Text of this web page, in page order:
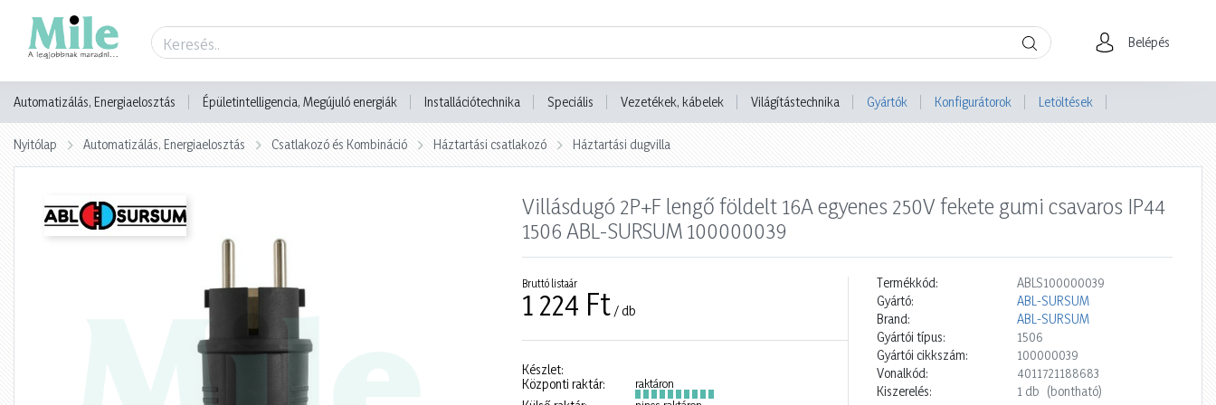
Belépés
Automatizálás, Energiaelosztás Épületintelligencia, Megújuló energiák Installációtechnika Speciális Vezetékek, kábelek Világítástechnika Gyártók Konfigurátorok Letöltések
Nyitólap Automatizálás, Energiaelosztás Csatlakozó és Kombináció Háztartási csatlakozó Háztartási dugvilla
Villásdugó 2P+F lengő földelt 16A egyenes 250V fekete gumi csavaros IP44
1506 ABL-SURSUM 100000039
Bruttó listaár
1 224 Ft / db
Készlet:
Központi raktár:
raktáron
Termékkód:
ABLS100000039
Gyártó:
ABL-SURSUM
Brand:
ABL-SURSUM
Gyártói típus:
1506
Gyártói cikkszám:
100000039
Vonalkód:
4011721188683
Kiszerelés:
1 db (bontható)
Termék adatlap